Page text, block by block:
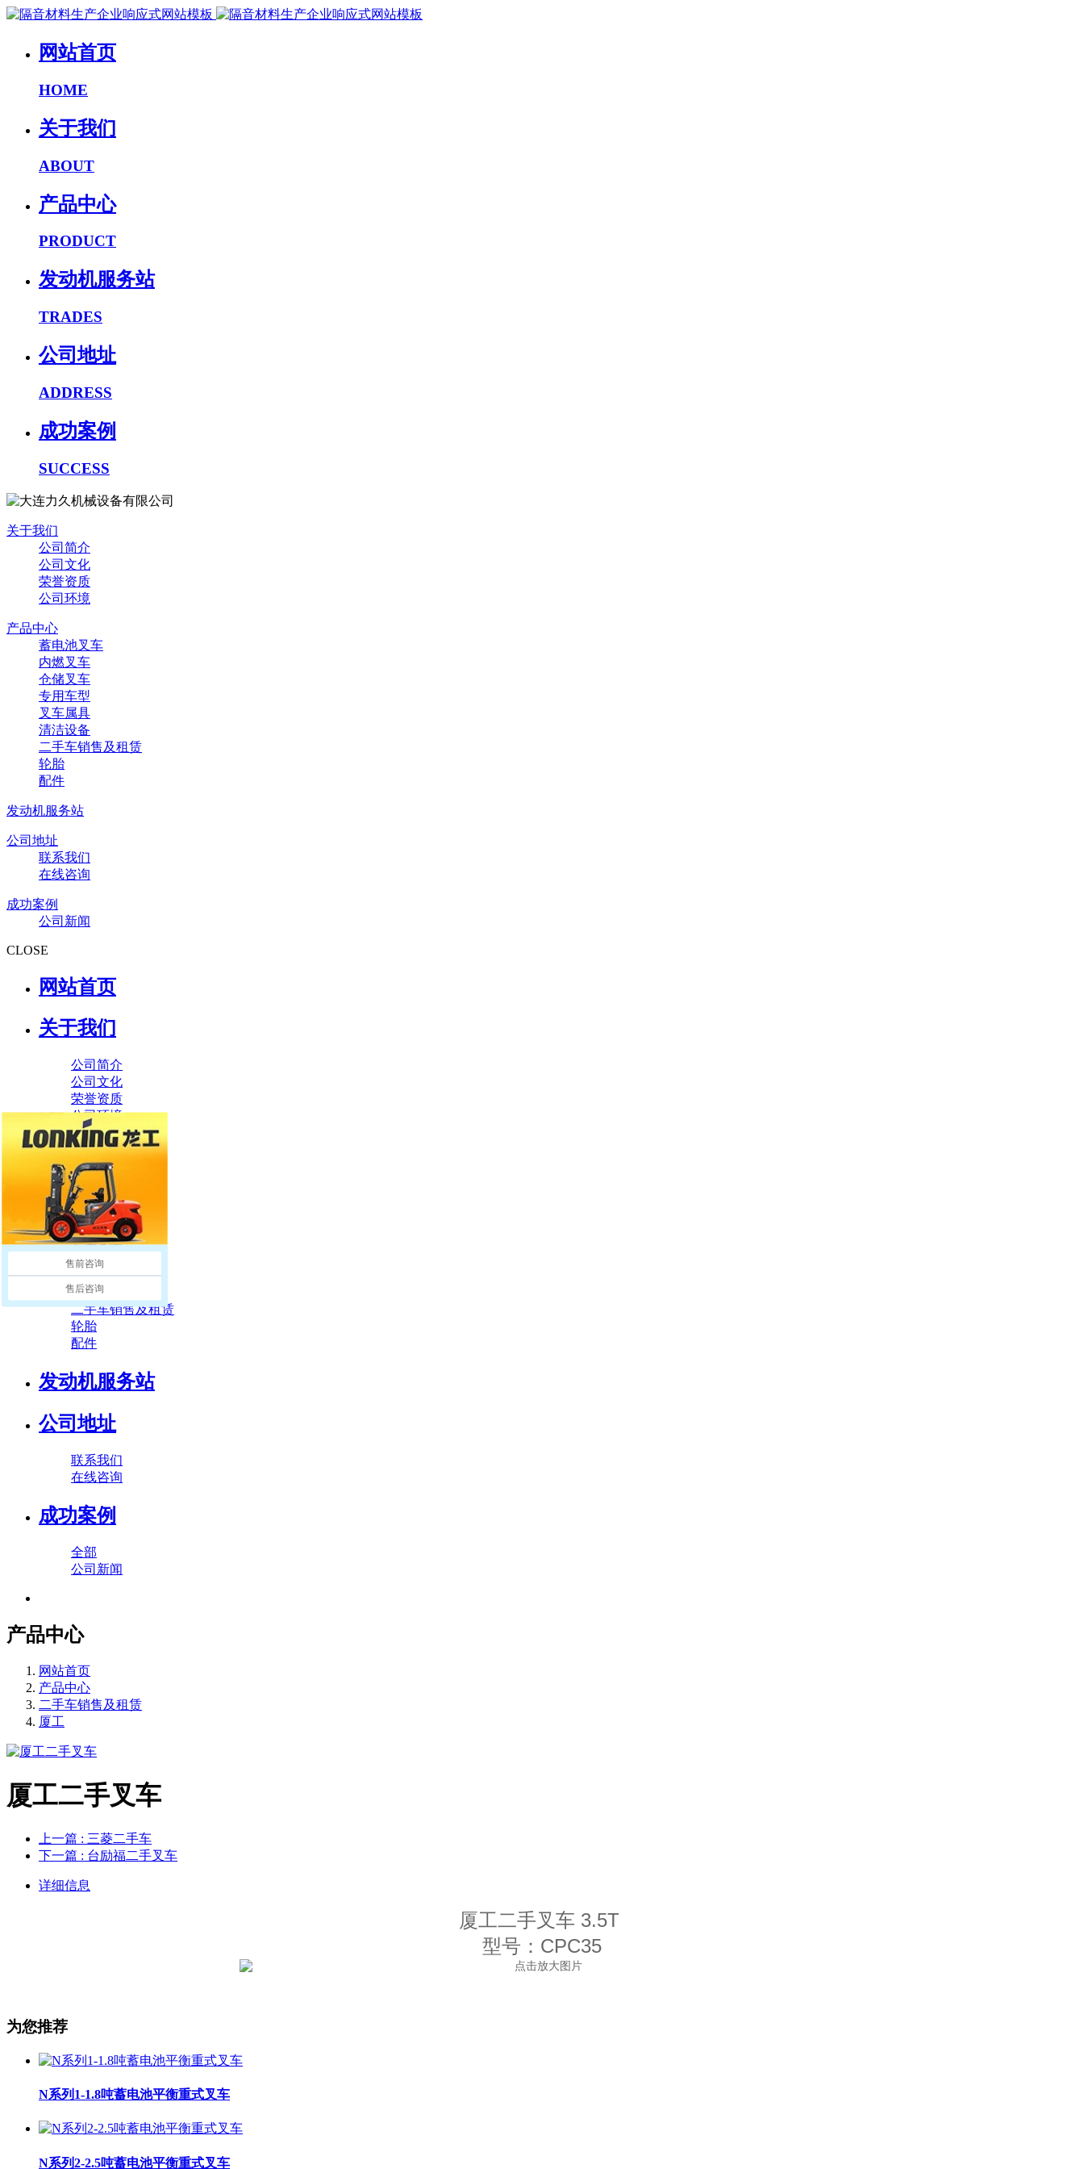
网站首页
HOME
关于我们
ABOUT
产品中心
PRODUCT
发动机服务站
TRADES
公司地址
ADDRESS
成功案例
SUCCESS
关于我们
公司简介
公司文化
荣誉资质
公司环境
产品中心
蓄电池叉车
内燃叉车
仓储叉车
专用车型
叉车属具
清洁设备
二手车销售及租赁
轮胎
配件
发动机服务站
公司地址
联系我们
在线咨询
成功案例
公司新闻
CLOSE
网站首页
关于我们
公司简介
公司文化
荣誉资质
公司环境
产品中心
全部
蓄电池叉车
内燃叉车
仓储叉车
专用车型
叉车属具
清洁设备
二手车销售及租赁
轮胎
配件
发动机服务站
公司地址
联系我们
在线咨询
成功案例
全部
公司新闻
产品中心
网站首页
产品中心
二手车销售及租赁
厦工
厦工二手叉车
上一篇 : 三菱二手车
下一篇 : 台励福二手叉车
详细信息
厦工二手叉车 3.5T
型号：CPC35
为您推荐
N系列1-1.8吨蓄电池平衡重式叉车
N系列2-2.5吨蓄电池平衡重式叉车
售前咨询
售后咨询